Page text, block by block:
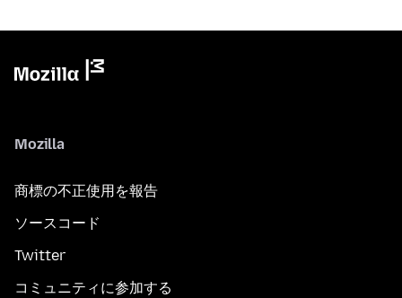
Mozilla
商標の不正使用を報告
ソースコード
Twitter
コミュニティに参加する